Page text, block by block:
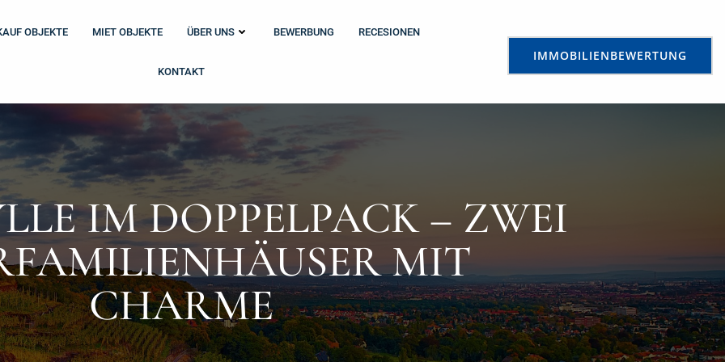
OBJEKTE MIET OBJEKTE ÜBER UNS BEWERBUNG RECESIONEN
KONTAKT
IMMOBILIENBEWERTUNG
IM DOPPELPACK – ZWEI
MIT
CHARME